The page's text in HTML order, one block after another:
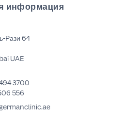
информация
Рази 64
UAE
3700
556